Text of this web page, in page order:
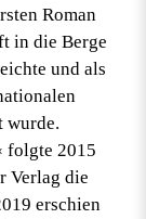
Roman
in die Berge
und als
wurde.
folgte 2015
Verlag die
erschien